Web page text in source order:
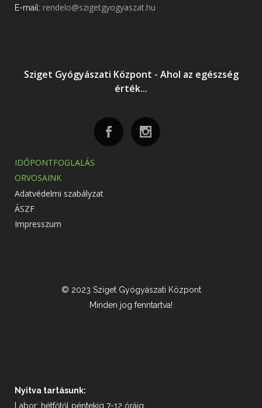
E-mail: rendelo@szigetgyogyaszat.hu
Sziget Gyógyászati Központ - Ahol az egészség
érték...
IDŐPONTFOGLALÁS
ORVOSAINK
Adatvédelmi szabályzat
ÁSZF
Impresszum
© 2023 Sziget Gyógyászati Központ
Minden jog fenntartva!
Nyitva tartásunk:
Labor: hétfőtől péntekig 7-12 óráig